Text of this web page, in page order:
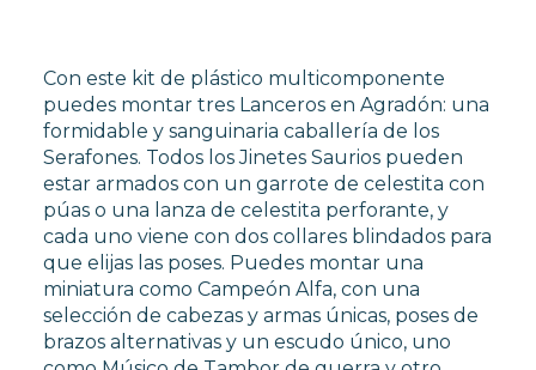
Con este kit de plástico multicomponente
puedes montar tres Lanceros en Agradón: una
formidable y sanguinaria caballería de los
Serafones. Todos los Jinetes Saurios pueden
estar armados con un garrote de celestita con
púas o una lanza de celestita perforante, y
cada uno viene con dos collares blindados para
que elijas las poses. Puedes montar una
miniatura como Campeón Alfa, con una
selección de cabezas y armas únicas, poses de
brazos alternativas y un escudo único, uno